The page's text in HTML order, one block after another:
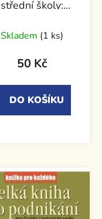
střední školy:
Skladem (1 ks)
50 Kč
DO KOŠÍKU